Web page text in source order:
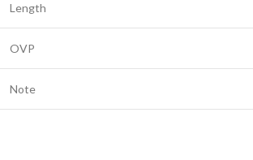
Length
OVP
Note